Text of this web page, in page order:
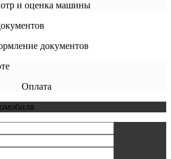
и оценка машины
документов
Оплата